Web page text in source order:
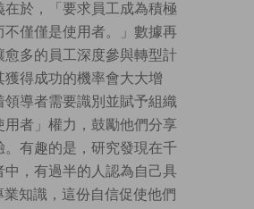
在於，「要求員工成為積極
不僅僅是使用者。」數據再
愈多的員工深度參與轉型計
獲得成功的機率會大大增
領導者需要識別並賦予組織
用者」權力，鼓勵他們分享
。有趣的是，研究發現在千
中，有過半的人認為自己具
知識，這份自信促使他們